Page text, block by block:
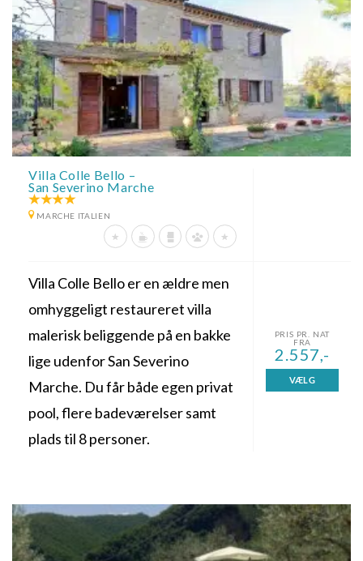
Villa Colle Bello –
San Severino Marche
MARCHE ITALIEN
Villa Colle Bello er en ældre men
omhyggeligt restaureret villa
malerisk beliggende på en bakke
lige udenfor San Severino
Marche. Du får både egen privat
pool, flere badeværelser samt
plads til 8 personer.
PRIS PR. NAT
FRA
2.557,-
VÆLG